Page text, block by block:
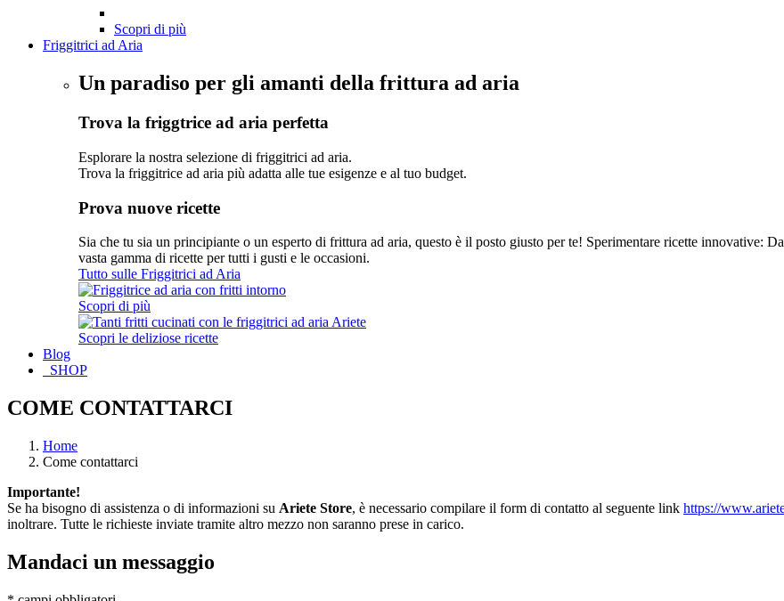
Scopri di più
Friggitrici ad Aria
Un paradiso per gli amanti della frittura ad aria
Trova la friggtrice ad aria perfetta
Esplorare la nostra selezione di friggitrici ad aria.
Trova la friggitrice ad aria più adatta alle tue esigenze e al tuo budget.
Prova nuove ricette
Sia che tu sia un principiante o un esperto di frittura ad aria, questo è il posto giusto per te! Sperimentare ricette innovative:
vasta gamma di ricette per tutti i gusti e le occasioni.
Tutto sulle Friggitrici ad Aria
Scopri di più
Scopri le deliziose ricette
Blog
SHOP
COME CONTATTARCI
Home
Come contattarci
Importante!
Se ha bisogno di assistenza o di informazioni su Ariete Store, è necessario compilare il form di contatto al seguente link https://
inoltrare. Tutte le richieste inviate tramite altro mezzo non saranno prese in carico.
Mandaci un messaggio